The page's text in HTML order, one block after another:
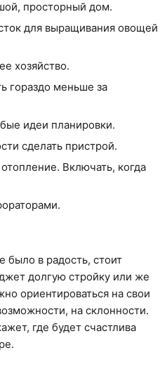
просторный дом.
для выращивания овощей
хозяйство.
гораздо меньше за
идеи планировки.
сделать пристрой.
Включать, когда
было в радость, стоит
долгую стройку или же
ориентироваться на свои
на склонности.
где будет счастлива